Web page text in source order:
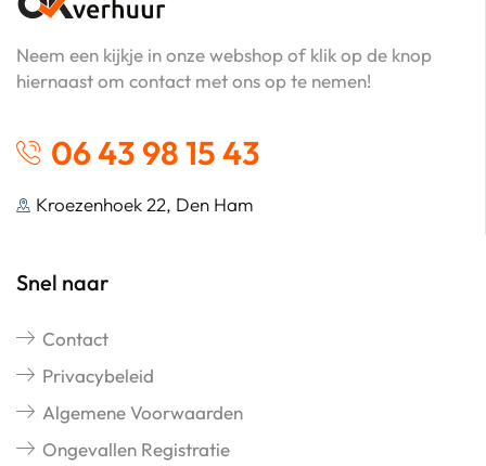
Neem een kijkje in onze webshop of klik op de knop
hiernaast om contact met ons op te nemen!
06 43 98 15 43
Kroezenhoek 22, Den Ham
Snel naar
Contact
Privacybeleid
Algemene Voorwaarden
Ongevallen Registratie